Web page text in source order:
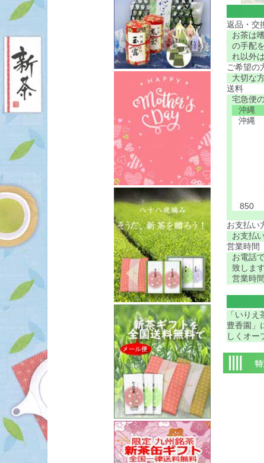
返品・交
お茶は
の手配
れ以外
ご希望の
大切な
送料
宅急便
沖縄
沖縄
850
お支払い
お支払
営業時間
お電話
致しま
営業時
「いり
豊香園」
しくオー